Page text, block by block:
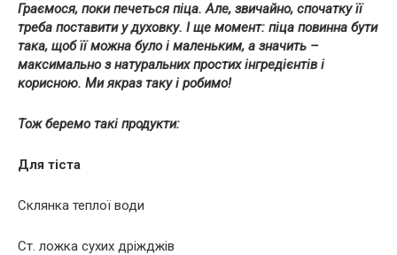
Граємося, поки печеться піца. Але, звичайно, спочатку її
треба поставити у духовку. І ще момент: піца повинна бути
така, щоб її можна було і маленьким, а значить –
максимально з натуральних простих інгредієнтів і
корисною. Ми якраз таку і робимо!
Тож беремо такі продукти:
Для тіста
Склянка теплої води
Ст. ложка сухих дріжджів